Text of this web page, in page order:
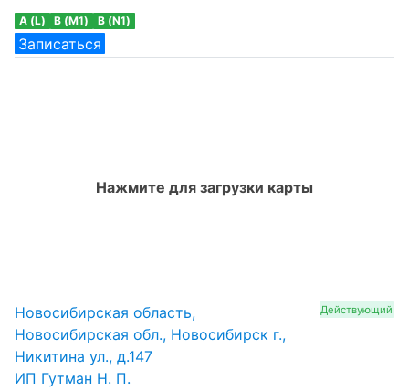
A (L) B (M1) B (N1)
Записаться
Нажмите для загрузки карты
Новосибирская область,
Новосибирская обл., Новосибирск г.,
Никитина ул., д.147
ИП Гутман Н. П.
Действующий